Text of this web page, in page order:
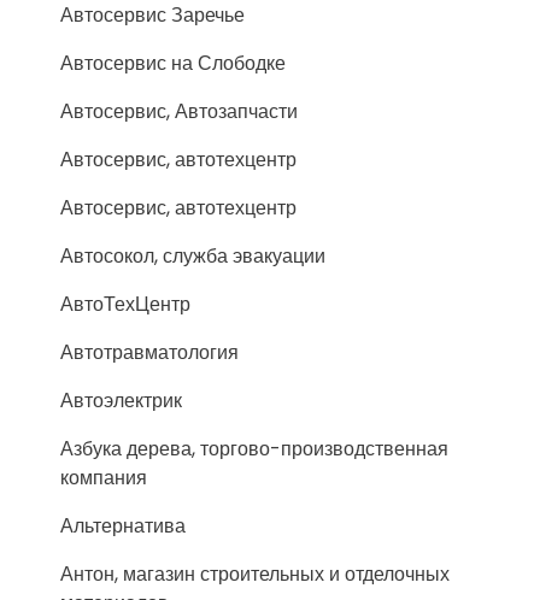
Автосервис Заречье
Автосервис на Слободке
Автосервис, Автозапчасти
Автосервис, автотехцентр
Автосервис, автотехцентр
Автосокол, служба эвакуации
АвтоТехЦентр
Автотравматология
Автоэлектрик
Азбука дерева, торгово-производственная
компания
Альтернатива
Антон, магазин строительных и отделочных